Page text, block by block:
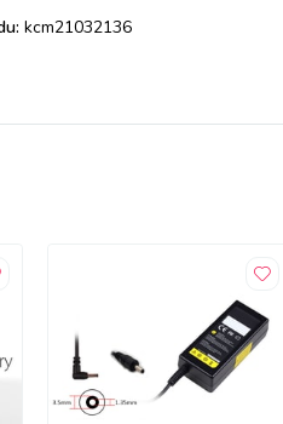
kcm21032136